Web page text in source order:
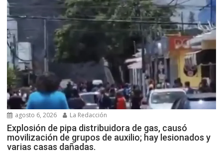
agosto 6, 2026 La Redacción
Explosión de pipa distribuidora de gas, causó
movilización de grupos de auxilio; hay lesionados y
varias casas dañadas.